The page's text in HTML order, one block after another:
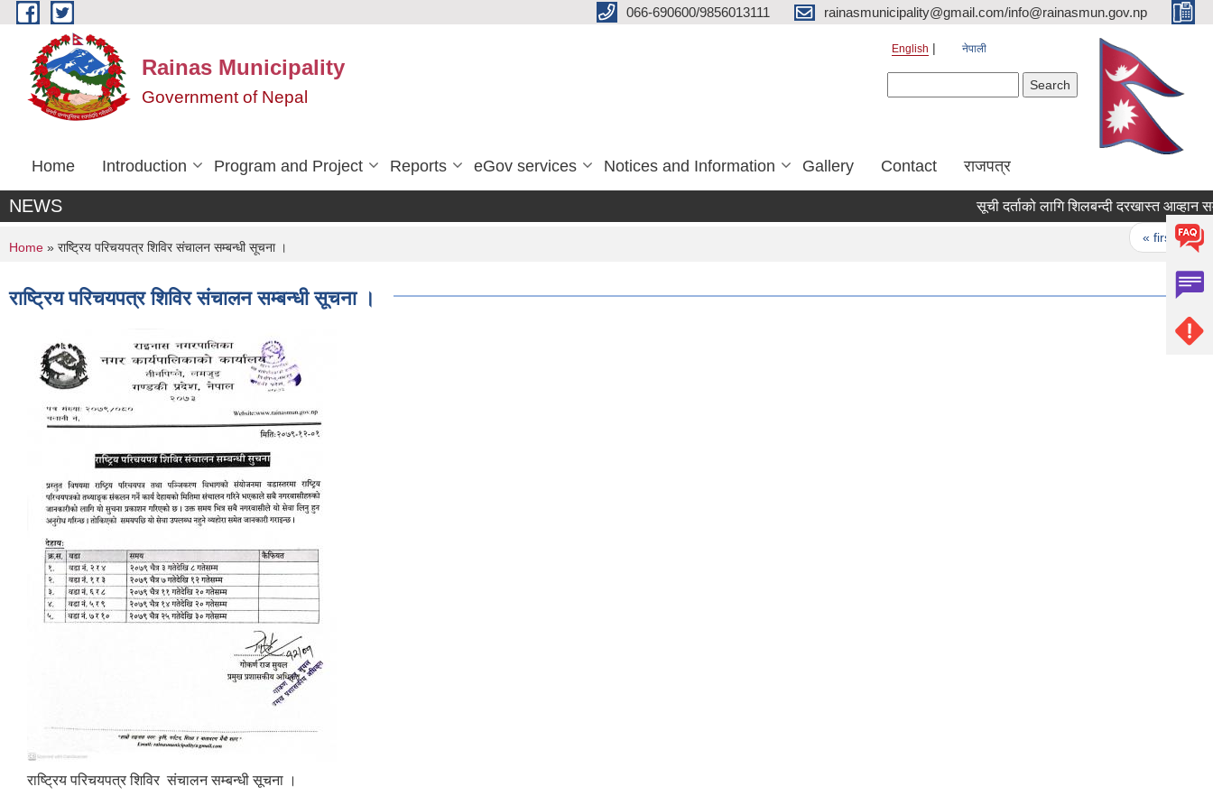
Skip to main content 066-690600/9856013111 rainasmunicipality@gmail.com/info@rainasmun.gov.np
Rainas Municipality
Government of Nepal
English नेपाली
Home Introduction Program and Project Reports eGov services Notices and Information Gallery Contact राजपत्र
NEWS सूची दर्ताको लागि शिलबन्दी दरखास्त आव्हान
« first
You are here
Home » राष्ट्रिय परिचयपत्र शिविर संचालन सम्बन्धी सूचना ।
राष्ट्रिय परिचयपत्र शिविर संचालन सम्बन्धी सूचना ।
राष्ट्रिय परिचयपत्र शिविर संचालन सम्बन्धी सूचना ।